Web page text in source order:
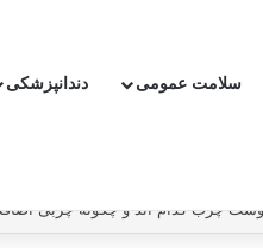
سلامت عمومی دندانپزشکی
و بدون دارو ریسک سکته و بیماری